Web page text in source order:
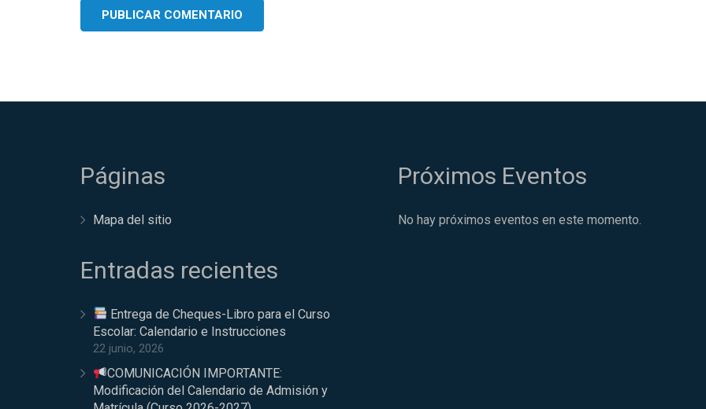
Páginas
Mapa del sitio
Entradas recientes
Entrega de Cheques-Libro para el Curso
Escolar: Calendario e Instrucciones
22 junio, 2026
COMUNICACIÓN IMPORTANTE:
Modificación del Calendario de Admisión y
Próximos Eventos
No hay próximos eventos en este momento.